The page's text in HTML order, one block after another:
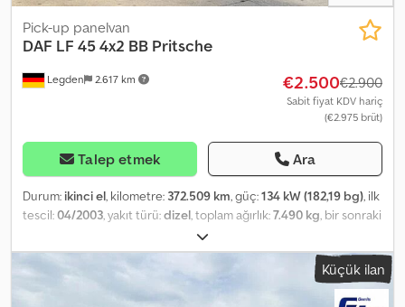
Legden 2.617 km
Pick-up panelvan
DAF LF 45 4x2 BB Pritsche
€2.500€2.900
Sabit fiyat KDV hariç
(€2.975 brüt)
Talep etmek Ara
Durum: ikinci el, kilometre: 372.509 km, güç:134 kW (182,19 bg), ilk
tescil:04/2003, yakıt türü:dizel, toplam ağırlık:7.490 kg, bir sonraki
gümüş
sayısı:3, toplam uzunluk:8.750 mm, toplam genişlik:2.550 mm,
toplam yükseklik:
3.700 mm , Donanım: hidrolik arka platform, *
Küresel başlıklı çekme cihazı * Küresel başlıklı çekme cihazı için
Küçük ilan